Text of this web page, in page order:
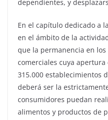
dependientes, y
En el capítulo dedicado a
en el ámbito de la
que la permanencia en
comerciales cuya
315.000 establecimientos
deberá ser la
consumidores puedan
alimentos y productos de